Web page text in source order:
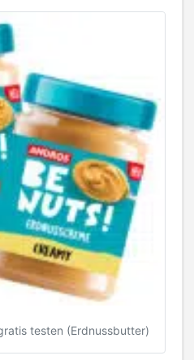
testen (Erdnussbutter)